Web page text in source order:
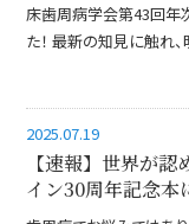
床歯周病学会第43回年
た！ 最新の知見に触れ
2025.07.19
【速報】世界が
イン30周年記念本